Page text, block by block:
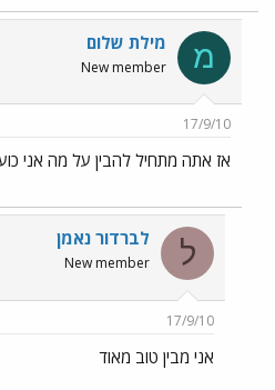
מ מילת שלום
New member
17/9/10
אז אתה מתחיל להבין על מה אני
ל לברדור נאמן
New member
17/9/10
אני מבין טוב מאוד